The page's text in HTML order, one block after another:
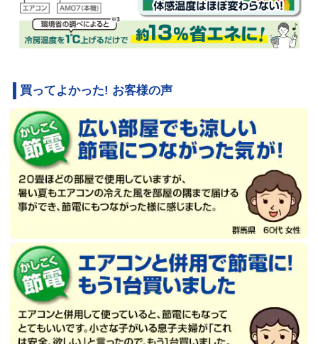
買ってよかった! お客様の声